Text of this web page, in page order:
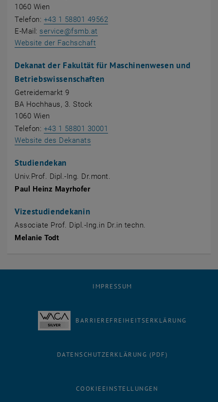
1060 Wien
Telefon: +43 1 58801 49562
E-Mail: service@fsmb.at
Website der Fachschaft
Dekanat der Fakultät für Maschinenwesen und
Betriebswissenschaften
Getreidemarkt 9
BA Hochhaus, 3. Stock
1060 Wien
Telefon: +43 1 58801 30001
Website des Dekanats
Studiendekan
Univ.Prof. Dipl.-Ing. Dr.mont.
Paul Heinz Mayrhofer
Vizestudiendekanin
Associate Prof. Dipl.-Ing.in Dr.in techn.
Melanie Todt
IMPRESSUM
BARRIEREFREIHEITSERKLÄRUNG
DATENSCHUTZERKLÄRUNG (PDF)
COOKIEEINSTELLUNGEN